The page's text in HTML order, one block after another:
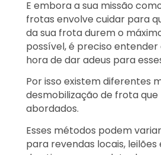
E embora a sua missão
frotas envolve cuidar para
da sua frota durem o
possível, é preciso entender
hora de dar adeus para
Por isso existem diferentes
desmobilização de frota
abordados.
Esses métodos podem
para revendas locais,